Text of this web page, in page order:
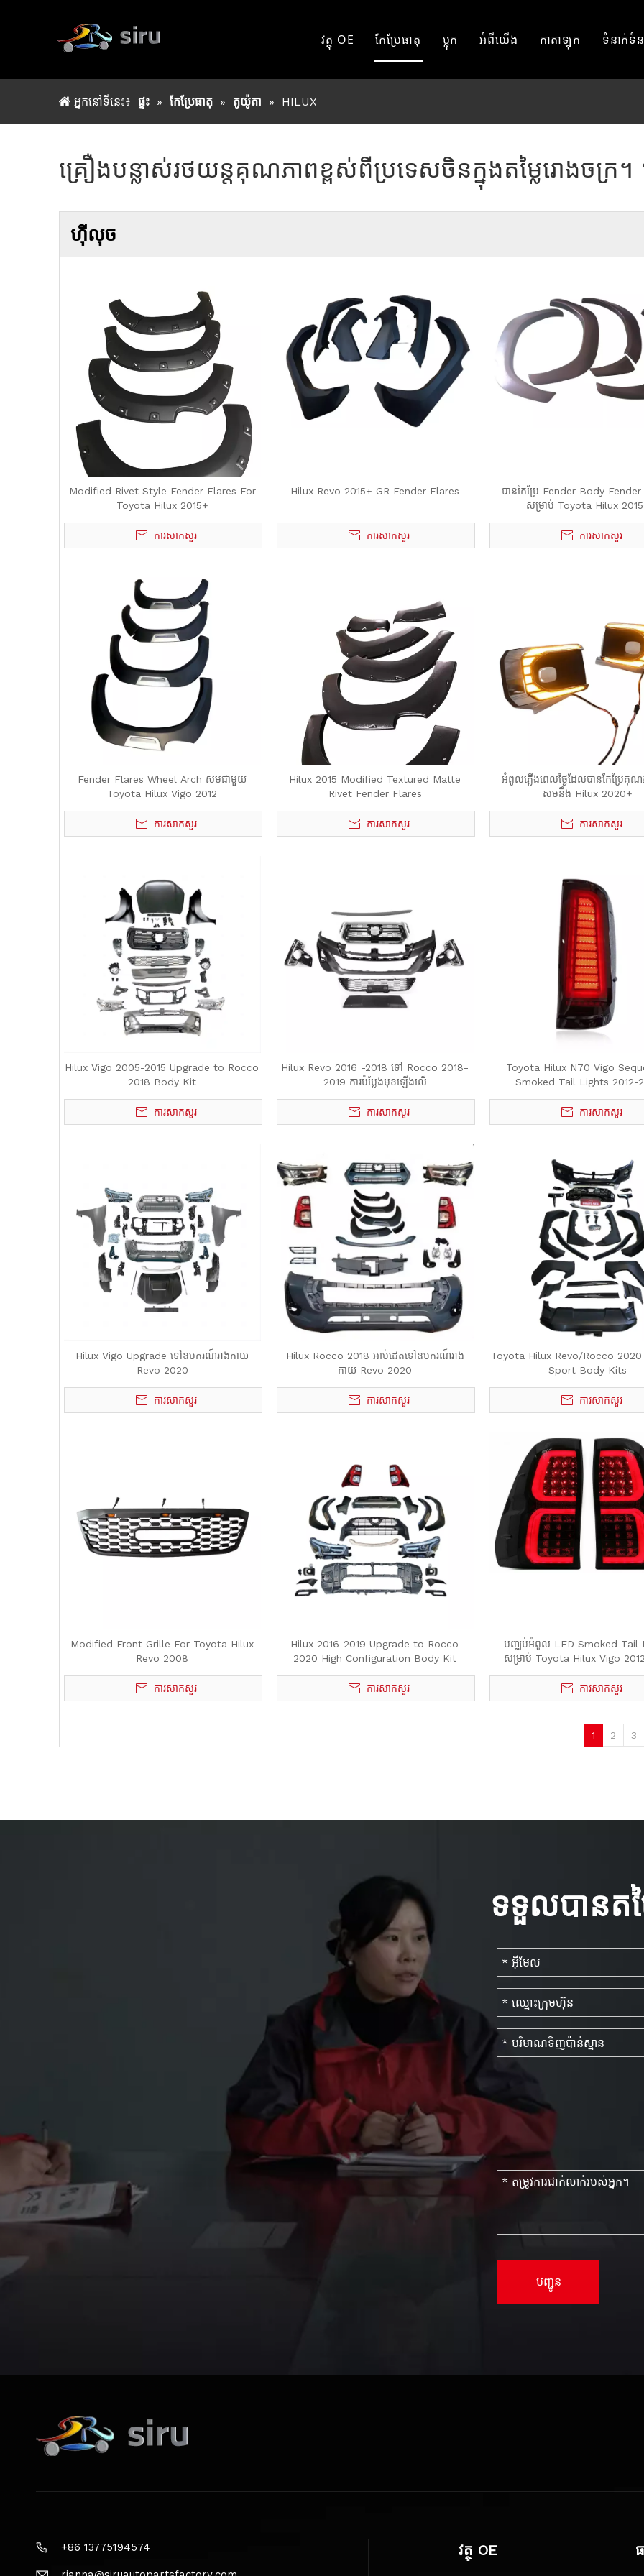
វត្ថុ OE
MITSSHUBISHI
កែប្រែធាតុ
MITSHUBISHI
ប្លុក អំពីយើង កាតាឡុក ទំនាក់ទំ
អ្នកនៅទីនេះ៖ ផ្ទះ » កែប្រែធាតុ » តូយ៉ូតា » HILUX
គ្រឿងបន្លាស់រថយន្តគុណភាពខ្ពស់ពីប្រទេសចិនក្នុងតម្លៃរោងចក្រ
ហ៊ីលុច
Modified Rivet Style Fender Flares For
Toyota Hilux 2015+
ការសាកសួរ
Hilux Revo 2015+ GR Fender Flares
ការសាកសួរ
បានកែប្រែ Fender Body
សម្រាប់ Toyota Hilux
ការសាកសួរ
Fender Flares Wheel Arch សមជាមួយ
Toyota Hilux Vigo 2012
ការសាកសួរ
Hilux 2015 Modified Textured Matte
Rivet Fender Flares
ការសាកសួរ
អំពូលភ្លើងពេលថ្ងៃដែលបានកែប្រែគុណ
សមនឹង Hilux 2020+
ការសាកសួរ
Hilux Vigo 2005-2015 Upgrade to Rocco
2018 Body Kit
ការសាកសួរ
Hilux Revo 2016 -2018 ទៅ Rocco 2018-
2019 ការបំប្លែងមុខឡើងលើ
ការសាកសួរ
Toyota Hilux N70 Vigo
Smoked Tail Lights 2012-
ការសាកសួរ
Hilux Vigo Upgrade ទៅ​ឧបករណ៍​រាងកាយ
Revo 2020
ការសាកសួរ
Hilux Rocco 2018 អាប់ដេតទៅឧបករណ៍រាង
កាយ Revo 2020
ការសាកសួរ
Toyota Hilux Revo/Rocco 2020
Sport Body Kits
ការសាកសួរ
Modified Front Grille For Toyota Hilux
Revo 2008
ការសាកសួរ
Hilux 2016-2019 Upgrade to Rocco
2020 High Configuration Body Kit
ការសាកសួរ
បញ្ឈប់អំពូល LED Smoked Tail
សម្រាប់ Toyota Hilux Vigo
ការសាកសួរ
1 2 3
ទទួលបានតម្
បញ្ជូន
+86 13775194574 វត្ថុ OE